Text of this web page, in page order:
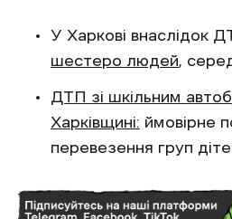
У Харкові внаслідок
шестеро людей,
ДТП зі шкільним
Харківщині: ймовірне
перевезення груп